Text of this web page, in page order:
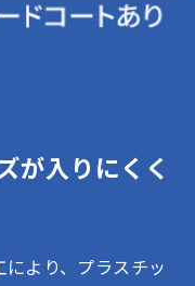
が入りにくく
より、プラスチッ